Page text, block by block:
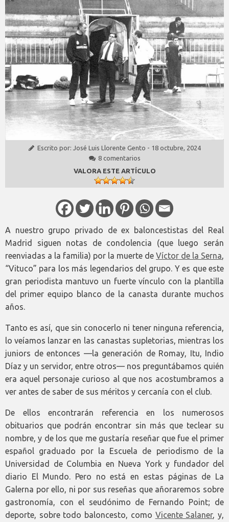
Escrito por: José Luis Llorente Gento - 18 octubre, 2024
8 comentarios
VALORA ESTE ARTÍCULO
A nuestro grupo privado de ex baloncestistas del Real
Madrid siguen notas de condolencia (que luego serán
reenviadas a la familia) por la muerte de Víctor de la Serna,
“Vituco” para los más legendarios del grupo. Y es que este
gran periodista mantuvo un fuerte vínculo con la plantilla
del primer equipo blanco de la canasta durante muchos
años.
Tanto es así, que sin conocerlo ni tener ninguna referencia,
lo veíamos lanzar en las canastas supletorias, mientras los
juniors de entonces —la generación de Romay, Itu, Indio
Díaz y un servidor, entre otros— nos preguntábamos quién
era aquel personaje curioso al que nos acostumbramos a
ver antes de saber de sus méritos y cercanía con el club.
De ellos encontrarán referencia en los numerosos
obituarios que podrán encontrar sin más que teclear su
nombre, y de los que me gustaría reseñar que fue el primer
español graduado por la Escuela de periodismo de la
Universidad de Columbia en Nueva York y fundador del
diario El Mundo. Pero no está en estas páginas de La
Galerna por ello, ni por sus reseñas que añoraremos sobre
gastronomía, con el seudónimo de Fernando Point; de
deporte, sobre todo baloncesto, como Vicente Salaner, y,